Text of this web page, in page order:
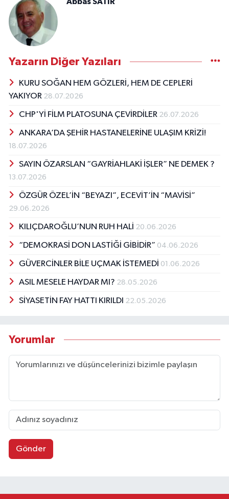
Yazarın Diğer Yazıları
KURU SOĞAN HEM GÖZLERİ, HEM DE CEPLERİ
YAKIYOR 28.07.2026
CHP'Yİ FİLM PLATOSUNA ÇEVİRDİLER 26.07.2026
ANKARA’DA ŞEHİR HASTANELERİNE ULAŞIM KRİZİ!
18.07.2026
SAYIN ÖZARSLAN “GAYRİAHLAKİ İŞLER” NE DEMEK ?
13.07.2026
ÖZGÜR ÖZEL’İN “BEYAZI”, ECEVİT’İN “MAVİSİ”
29.06.2026
KILIÇDAROĞLU’NUN RUH HALİ 20.06.2026
“DEMOKRASİ DON LASTİĞİ GİBİDİR” 04.06.2026
GÜVERCİNLER BİLE UÇMAK İSTEMEDİ 01.06.2026
ASIL MESELE HAYDAR MI? 28.05.2026
SİYASETİN FAY HATTI KIRILDI 22.05.2026
Yorumlar
Gönder